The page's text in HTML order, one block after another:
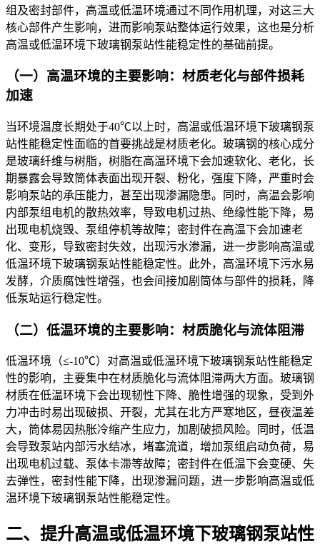
组及密封部件，高温或低温环境通过不同作用机理，对这三大
核心部件产生影响，进而影响泵站整体运行效果，这也是分析
高温或低温环境下玻璃钢泵站性能稳定性的基础前提。
（一）高温环境的主要影响：材质老化与部件损耗
加速
当环境温度长期处于40℃以上时，高温或低温环境下玻璃钢泵
站性能稳定性面临的首要挑战是材质老化。玻璃钢的核心成分
是玻璃纤维与树脂，树脂在高温环境下会加速软化、老化，长
期暴露会导致筒体表面出现开裂、粉化，强度下降，严重时会
影响泵站的承压能力，甚至出现渗漏隐患。同时，高温会影响
内部泵组电机的散热效率，导致电机过热、绝缘性能下降，易
出现电机烧毁、泵组停机等故障；密封件在高温下会加速老
化、变形，导致密封失效，出现污水渗漏，进一步影响高温或
低温环境下玻璃钢泵站性能稳定性。此外，高温环境下污水易
发酵，介质腐蚀性增强，也会间接加剧筒体与部件的损耗，降
低泵站运行稳定性。
（二）低温环境的主要影响：材质脆化与流体阻滞
低温环境（≤-10℃）对高温或低温环境下玻璃钢泵站性能稳定
性的影响，主要集中在材质脆化与流体阻滞两大方面。玻璃钢
材质在低温环境下会出现韧性下降、脆性增强的现象，受到外
力冲击时易出现破损、开裂，尤其在北方严寒地区，昼夜温差
大，筒体易因热胀冷缩产生应力，加剧破损风险。同时，低温
会导致泵站内部污水结冰，堵塞流道，增加泵组启动负荷，易
出现电机过载、泵体卡滞等故障；密封件在低温下会变硬、失
去弹性，密封性能下降，出现渗漏问题，进一步影响高温或低
温环境下玻璃钢泵站性能稳定性。
二、提升高温或低温环境下玻璃钢泵站性